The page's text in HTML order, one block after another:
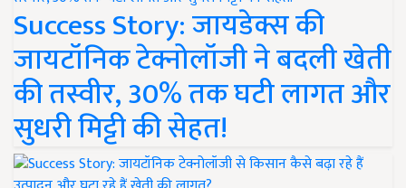
Success Story: जायडेक्स की
जायटॉनिक टेक्नोलॉजी ने बदली खेती
की तस्वीर, 30% तक घटी लागत और
सुधरी मिट्टी की सेहत!